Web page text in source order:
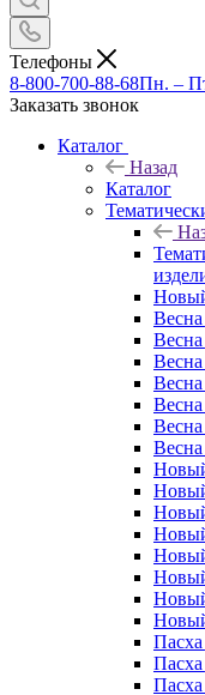
Телефоны
8-800-700-88-68Пн. –
Заказать звонок
Каталог
Назад
Каталог
Весна
Пасха